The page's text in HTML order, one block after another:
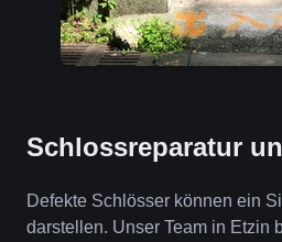
Schlossreparatur
Defekte Schlösser können ein
darstellen. Unser Team in Etzin